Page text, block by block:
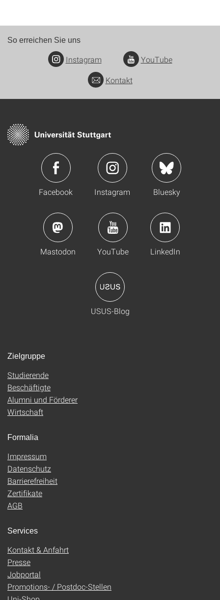
So erreichen Sie uns
Instagram
YouTube
Kontakt
Facebook Instagram Bluesky
Mastodon YouTube LinkedIn
USUS-Blog
Zielgruppe
Studierende
Beschäftigte
Alumni und Förderer
Wirtschaft
Formalia
Impressum
Datenschutz
Barrierefreiheit
Zertifikate
AGB
Services
Kontakt & Anfahrt
Presse
Jobportal
Promotions- / Postdoc-Stellen